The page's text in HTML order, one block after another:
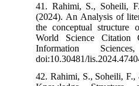
41. Rahimi, S.,
(2024). An Analysis of
the conceptual
World Science
Information
doi:10.30481/
42. Rahimi, S., Soheili,